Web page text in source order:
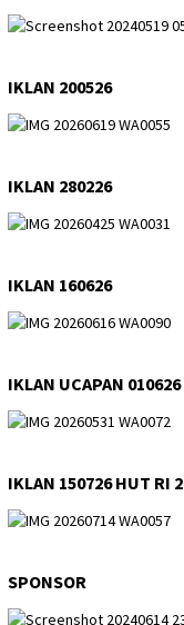
IKLAN 200526
IKLAN 280226
IKLAN 160626
IKLAN UCAPAN 010626
IKLAN 150726 HUT RI
SPONSOR